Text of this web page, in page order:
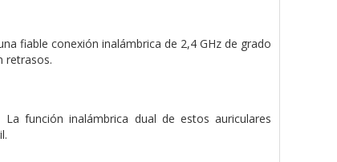
fiable conexión inalámbrica de 2,4 GHz de grado
retrasos.
función inalámbrica dual de estos auriculares